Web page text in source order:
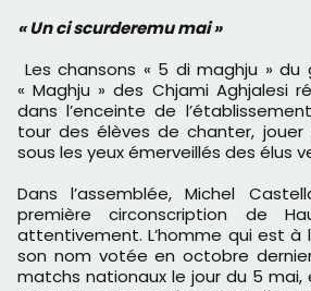
« Un ci scurderemu mai »
Les chansons « 5 di maghju » du
« Maghju » des Chjami Aghjalesi
dans l’enceinte de
tour des élèves de chanter, jouer
sous les yeux émerveillés des élus
Dans l’assemblée, Michel
première circonscription de
attentivement. L’homme qui est à
son nom votée en octobre
matchs nationaux le jour du 5